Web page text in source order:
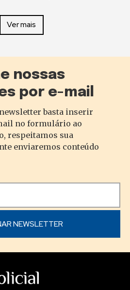
Ver mais
nossas
por e-mail
basta inserir
no formulário ao
respeitamos sua
enviaremos conteúdo